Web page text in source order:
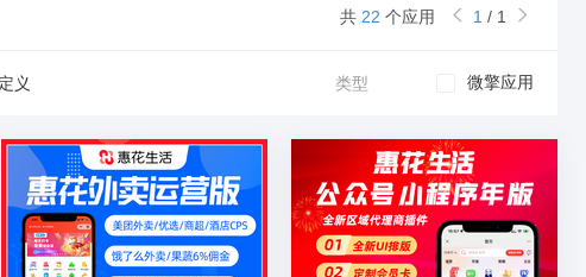
共 22 个应用 1 / 1
义 类型 微擎应用